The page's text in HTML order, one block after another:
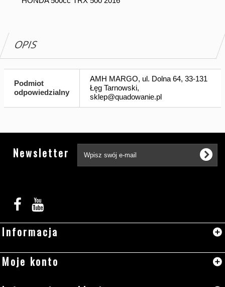
OPIS
Podmiot
odpowiedzialny
AMH MARGO, ul. Dolna 64, 33-131
Łęg Tarnowski,
sklep@quadowanie.pl
Newsletter
Informacja
Moje konto